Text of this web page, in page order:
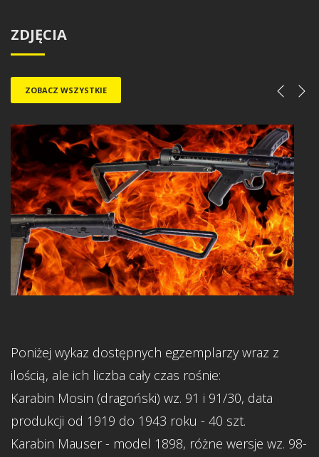
ZDJĘCIA
ZOBACZ WSZYSTKIE
Poniżej wykaz dostępnych egzemplarzy wraz z
ilością, ale ich liczba cały czas rośnie:
Karabin Mosin (dragoński) wz. 91 i 91/30, data
produkcji od 1919 do 1943 roku - 40 szt.
Karabin Mauser - model 1898, różne wersje wz. 98-